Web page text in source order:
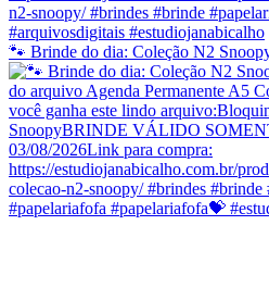
🐾 Brinde do dia: Coleção N2